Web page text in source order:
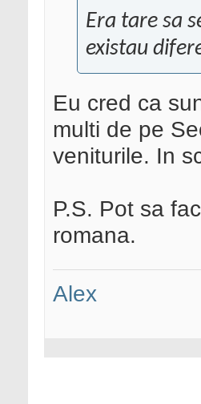
Era tare sa
existau
Eu cred ca
multi de pe
veniturile. In
P.S. Pot sa
romana.
Alex